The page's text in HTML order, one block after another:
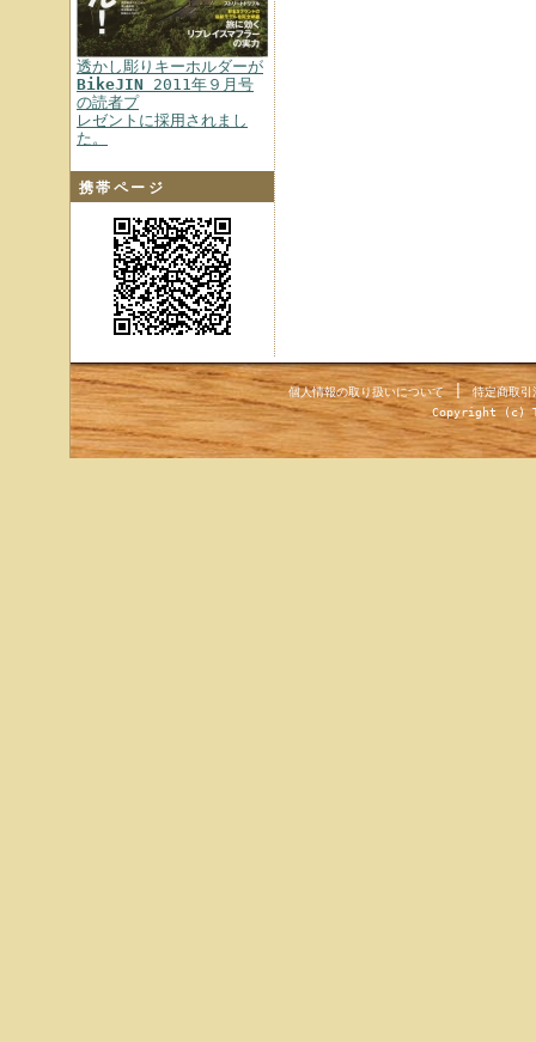
透かし彫りキーホルダーが
BikeJIN 2011年９月号
の読者プ
レゼントに採用されまし
た。
携帯ページ
個人情報の取り扱いについて| 特定商取引
Copyright (c)